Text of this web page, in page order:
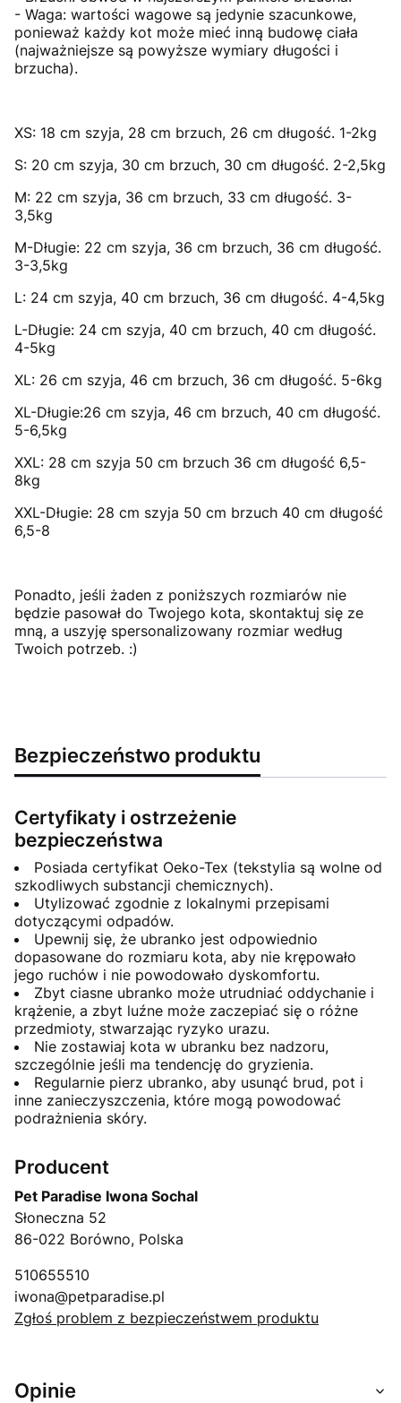
- Waga: wartości wagowe są jedynie szacunkowe,
ponieważ każdy kot może mieć inną budowę ciała
(najważniejsze są powyższe wymiary długości i
brzucha).
XS: 18 cm szyja, 28 cm brzuch, 26 cm długość. 1-2kg
S: 20 cm szyja, 30 cm brzuch, 30 cm długość. 2-2,5kg
M: 22 cm szyja, 36 cm brzuch, 33 cm długość. 3-
3,5kg
M-Długie: 22 cm szyja, 36 cm brzuch, 36 cm długość.
3-3,5kg
L: 24 cm szyja, 40 cm brzuch, 36 cm długość. 4-4,5kg
L-Długie: 24 cm szyja, 40 cm brzuch, 40 cm długość.
4-5kg
XL: 26 cm szyja, 46 cm brzuch, 36 cm długość. 5-6kg
XL-Długie:26 cm szyja, 46 cm brzuch, 40 cm długość.
5-6,5kg
XXL: 28 cm szyja 50 cm brzuch 36 cm długość 6,5-
8kg
XXL-Długie: 28 cm szyja 50 cm brzuch 40 cm długość
6,5-8
Ponadto, jeśli żaden z poniższych rozmiarów nie
będzie pasował do Twojego kota, skontaktuj się ze
mną, a uszyję spersonalizowany rozmiar według
Twoich potrzeb. :)
Bezpieczeństwo produktu
Certyfikaty i ostrzeżenie
bezpieczeństwa
Posiada certyfikat Oeko-Tex (tekstylia są wolne od
szkodliwych substancji chemicznych).
Utylizować zgodnie z lokalnymi przepisami
dotyczącymi odpadów.
Upewnij się, że ubranko jest odpowiednio
dopasowane do rozmiaru kota, aby nie krępowało
jego ruchów i nie powodowało dyskomfortu.
Zbyt ciasne ubranko może utrudniać oddychanie i
krążenie, a zbyt luźne może zaczepiać się o różne
przedmioty, stwarzając ryzyko urazu.
Nie zostawiaj kota w ubranku bez nadzoru,
szczególnie jeśli ma tendencję do gryzienia.
Regularnie pierz ubranko, aby usunąć brud, pot i
inne zanieczyszczenia, które mogą powodować
podrażnienia skóry.
Producent
Pet Paradise Iwona Sochal
Słoneczna 52
86-022 Borówno, Polska
510655510
iwona@petparadise.pl
Zgłoś problem z bezpieczeństwem produktu
Opinie